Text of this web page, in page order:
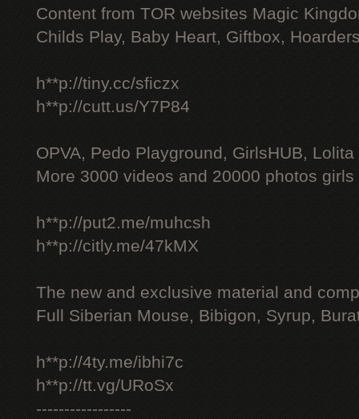
Content from TOR websites Magic
Childs Play, Baby Heart, Giftbox,
h**p://tiny.cc/sficzx
h**p://cutt.us/Y7P84
OPVA, Pedo Playground, GirlsHUB, Lolita
More 3000 videos and 20000 photos
h**p://put2.me/muhcsh
h**p://citly.me/47kMX
The new and exclusive material and
Full Siberian Mouse, Bibigon, Syrup,
h**p://4ty.me/ibhi7c
h**p://tt.vg/URoSx
-----------------